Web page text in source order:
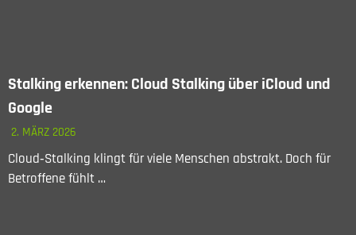
Stalking erkennen: Cloud Stalking über iCloud und
Google
2. MÄRZ 2026
Cloud‑Stalking klingt für viele Menschen abstrakt. Doch für
Betroffene fühlt …